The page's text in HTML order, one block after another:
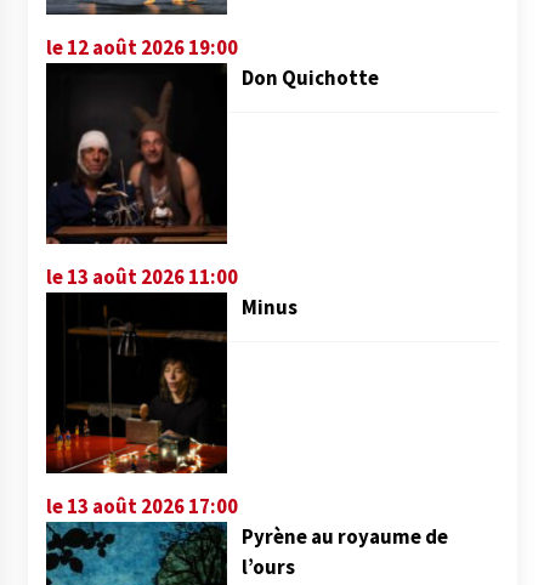
le 12 août 2026 19:00
Don Quichotte
le 13 août 2026 11:00
Minus
le 13 août 2026 17:00
Pyrène au royaume de
l’ours